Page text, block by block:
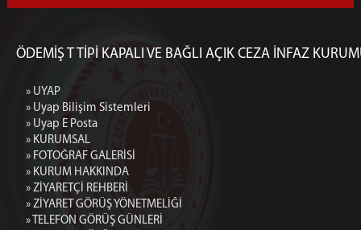
ÖDEMİŞ T TİPİ KAPALI VE BAĞLI AÇIK CEZA İNFAZ
» UYAP
» Uyap Bilişim Sistemleri
» Uyap E Posta
» KURUMSAL
» FOTOĞRAF GALERİSİ
» KURUM HAKKINDA
» ZİYARETÇİ REHBERİ
» ZİYARET GÖRÜŞ YÖNETMELİĞİ
» TELEFON GÖRÜŞ GÜNLERİ